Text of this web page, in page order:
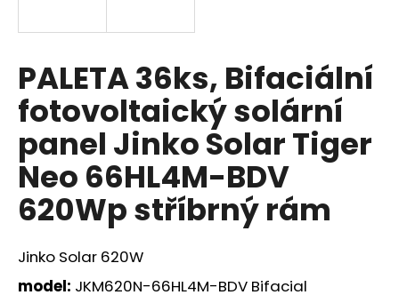
PALETA 36ks, Bifaciální
fotovoltaický solární
panel Jinko Solar Tiger
Neo 66HL4M-BDV
620Wp stříbrný rám
Jinko Solar 620W
model: JKM620N-66HL4M-BDV Bifacial
í
t
?
HLEDAT
D